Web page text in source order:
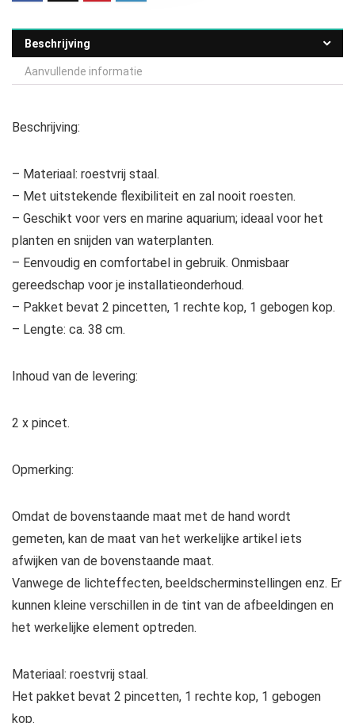
Beschrijving
Aanvullende informatie
Beschrijving:
– Materiaal: roestvrij staal.
– Met uitstekende flexibiliteit en zal nooit roesten.
– Geschikt voor vers en marine aquarium; ideaal voor het
planten en snijden van waterplanten.
– Eenvoudig en comfortabel in gebruik. Onmisbaar
gereedschap voor je installatieonderhoud.
– Pakket bevat 2 pincetten, 1 rechte kop, 1 gebogen kop.
– Lengte: ca. 38 cm.
Inhoud van de levering:
2 x pincet.
Opmerking:
Omdat de bovenstaande maat met de hand wordt
gemeten, kan de maat van het werkelijke artikel iets
afwijken van de bovenstaande maat.
Vanwege de lichteffecten, beeldscherminstellingen enz. Er
kunnen kleine verschillen in de tint van de afbeeldingen en
het werkelijke element optreden.
Materiaal: roestvrij staal.
Het pakket bevat 2 pincetten, 1 rechte kop, 1 gebogen
kop.